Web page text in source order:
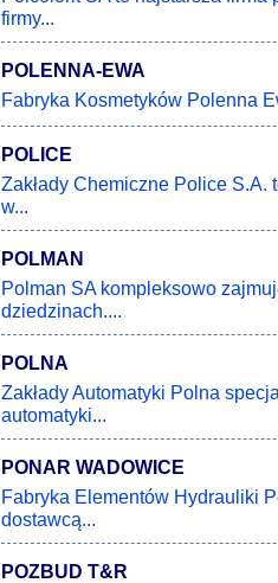
firmy...
POLENNA-EWA
Fabryka Kosmetyków Polenna
POLICE
Zakłady Chemiczne Police
w...
POLMAN
Polman SA kompleksowo
dziedzinach....
POLNA
Zakłady Automatyki Polna
automatyki...
PONAR WADOWICE
Fabryka Elementów Hydrauliki
dostawcą...
POZBUD T&R